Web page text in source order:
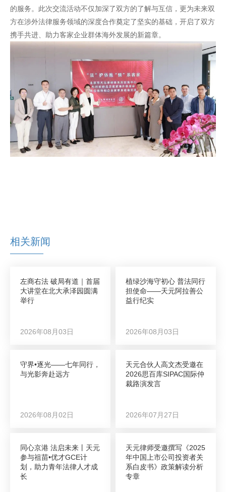
的服务。此次交流活动不仅加深了双方的了解与互信，更为未来双
方在涉外法律服务领域的深度合作奠定了坚实的基础，开启了双方
携手共进、助力客家企业群体海外发展的新篇章。
相关新闻
左商右法 破局有道｜首届
大讲堂在北大承泽园圆满
举行
2026年08月03日
植绿沙海守初心 普法同行
担使命——天元阿拉善公
益行纪实
2026年08月03日
守界•逐光——七年同行，
与光影奔赴远方
2026年08月02日
天元合伙人高文杰受邀在
2026思百库SIPAC国际仲
裁路演发言
2026年07月27日
同心京港 法启未来丨天元
参与祖苗•优才GCE计
划，助力青年法律人才成
长
天元律师受邀撰写《2025
年中国上市公司投资者关
系白皮书》政策解读分析
专章